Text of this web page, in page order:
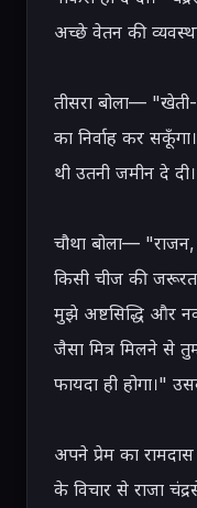
अच्छे वेतन की
तीसरा बोला—
का निर्वाह कर
थी उतनी जमीन दे दी।
चौथा बोला—
किसी चीज की जरूरत
मुझे अष्टसिद्धि और
जैसा मित्र मिलने से
फायदा ही होगा।"
अपने प्रेम का
के विचार से राजा